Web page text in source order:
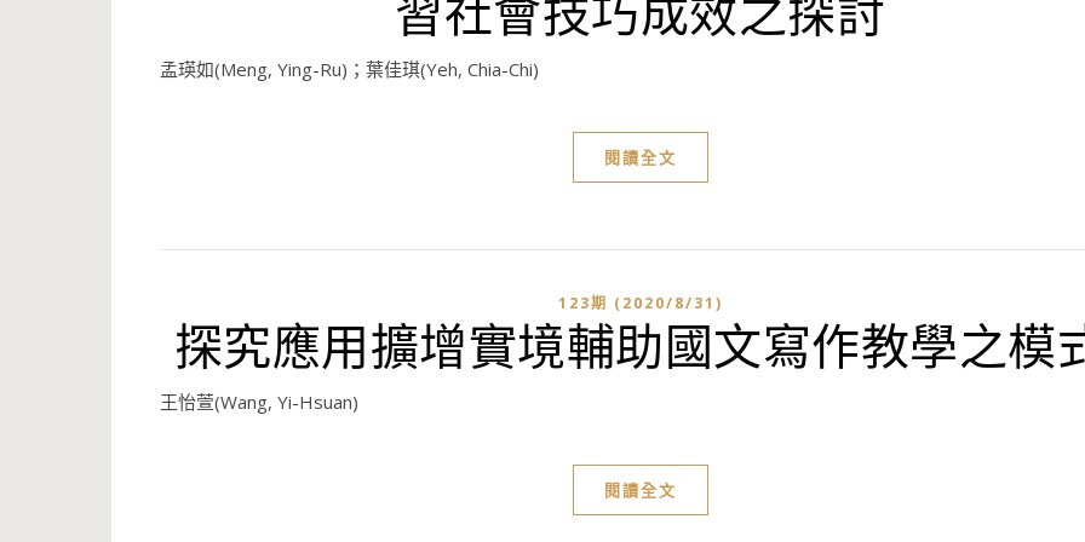
孟瑛如(Meng, Ying-Ru)；葉佳琪(Yeh, Chia-Chi)
閱讀全文
123期 (2020/8/31)
探究應用擴增實境輔助國文寫作教學之模
王怡萱(Wang, Yi-Hsuan)
閱讀全文